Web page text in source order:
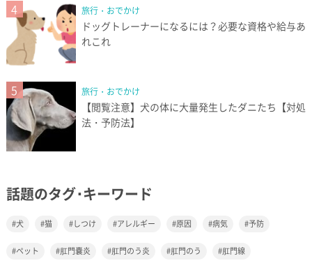
4 旅行・おでかけ
ドッグトレーナーになるには？必要な資格や給与あ
れこれ
5 旅行・おでかけ
【閲覧注意】犬の体に大量発生したダニたち【対処
法・予防法】
話題のタグ･キーワード
犬 猫 しつけ アレルギー 原因 病気 予防
ペット 肛門嚢炎 肛門のう炎 肛門のう 肛門線